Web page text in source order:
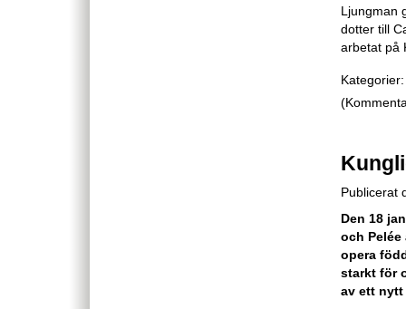
Ljungman
dotter till
arbetat på
Kategorier:
Publicerat
Den 18
och
opera
starkt för
av ett